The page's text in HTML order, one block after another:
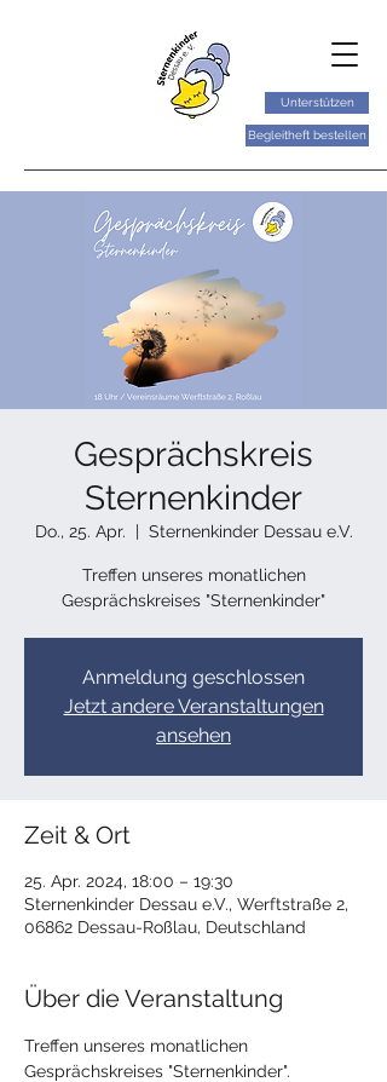
Unterstützen
Begleitheft bestellen
Gesprächskreis
Sternenkinder
Do., 25. Apr.
  |
Sternenkinder Dessau e.V.
Treffen unseres monatlichen
Gesprächskreises "Sternenkinder"
Anmeldung geschlossen
Jetzt andere Veranstaltungen
ansehen
Zeit & Ort
25. Apr. 2024, 18:00 – 19:30
Sternenkinder Dessau e.V., Werftstraße 2,
06862 Dessau-Roßlau, Deutschland
Über die Veranstaltung
Treffen unseres monatlichen
Gesprächskreises "Sternenkinder".